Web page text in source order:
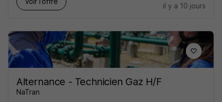
il y a 10 jours
Alternance - Technicien Gaz H/F
NaTran